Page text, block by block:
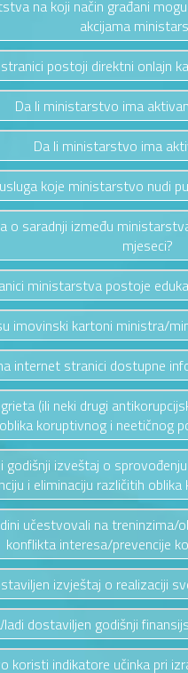
na koji način građani
akcijama
postoji direktni onlajn
Da li ministarstvo ima
Da li ministarstvo ima
koje ministarstvo nudi
o saradnji između
mjeseci?
ministarstva postoje
imovinski kartoni ministra/
internet stranici dostupne
(ili neki drugi
koruptivnog i neetičnog
izveštaj o
i eliminaciju različitih
učestvovali na
konflikta interesa/prevencije
izvještaj o realizaciji
dostaviljen godišnji
koristi indikatore učinka pri